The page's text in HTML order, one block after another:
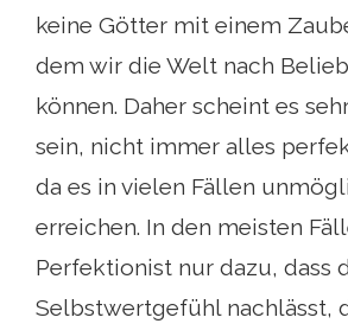
keine Götter mit einem
dem wir die Welt nach
können. Daher scheint es
sein, nicht immer alles
da es in vielen Fällen
erreichen. In den meisten
Perfektionist nur dazu, dass
Selbstwertgefühl nachlässt,